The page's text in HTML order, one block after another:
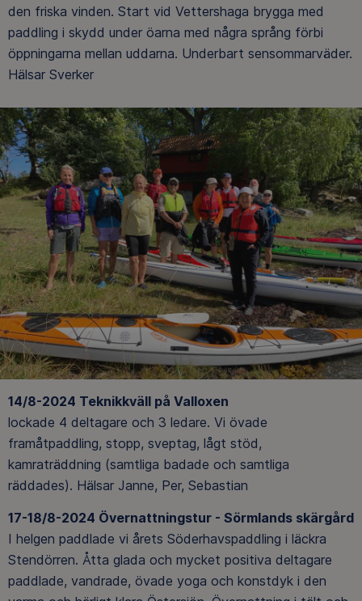
den friska vinden. Start vid Vettershaga brygga med
paddling i skydd under öarna med några språng förbi
öppningarna mellan uddarna. Underbart sensommarväder.
Hälsar Sverker
14/8-2024 Teknikkväll på Valloxen
lockade 4 deltagare och 3 ledare. Vi övade
framåtpaddling, stopp, sveptag, lågt stöd,
kamraträddning (samtliga badade och samtliga
räddades). Hälsar Janne, Per, Sebastian
17-18/8-2024 Övernattningstur - Sörmlands skärgård
I helgen paddlade vi årets Söderhavspaddling i läckra
Stendörren. Åtta glada och mycket positiva deltagare
paddlade, vandrade, övade yoga och konstdyk i den